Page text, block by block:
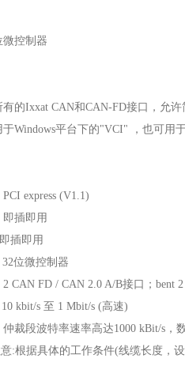
控制器
Ixxat CAN和CAN-FD接口，允许
平台下的"VCI" ，也可用于
(V1.1)
即用
用
控制器
2.0 A/B接口；bent 2 x 5
s 至 1 Mbit/s (高速)
段波特率速率高达1000 kBit/
根据具体的工作条件(线缆长度，设